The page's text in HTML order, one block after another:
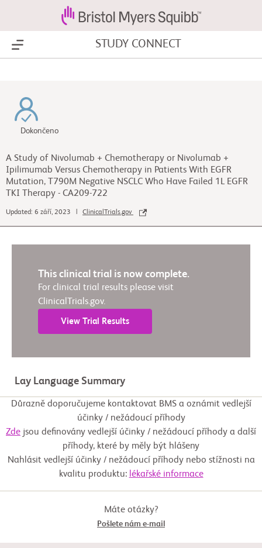
Show Menu STUDY CONNECT
Dokončeno
A Study of Nivolumab + Chemotherapy or Nivolumab +
Ipilimumab Versus Chemotherapy in Patients With EGFR
Mutation, T790M Negative NSCLC Who Have Failed 1L EGFR
TKI Therapy - CA209-722
Updated: 6 září, 2023 | ClinicalTrials.gov
This clinical trial is now complete.
For clinical trial results please visit
ClinicalTrials.gov.
View Trial Results
Lay Language Summary
Důrazně doporučujeme kontaktovat BMS a oznámit vedlejší
účinky / nežádoucí příhody
Zde jsou definovány vedlejší účinky / nežádoucí příhody a další
příhody, které by měly být hlášeny
Nahlásit vedlejší účinky / nežádoucí příhody nebo stížnosti na
kvalitu produktu: lékařské informace
Máte otázky?
Pošlete nám e-mail